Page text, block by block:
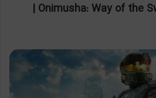
پیش نمایش بازی Onimusha: Way of the Sword |